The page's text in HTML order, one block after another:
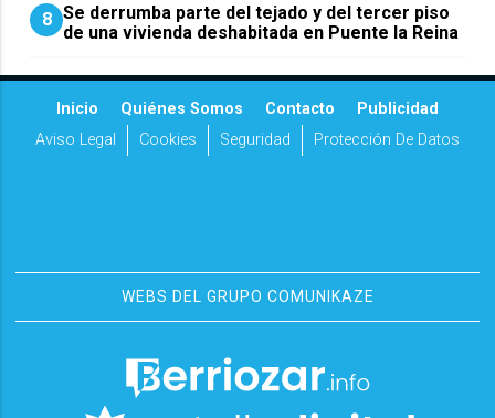
8 Se derrumba parte del tejado y del tercer piso
de una vivienda deshabitada en Puente la Reina
Inicio Quiénes Somos Contacto
Publicidad
Aviso Legal
Cookies Seguridad Protección De Datos
WEBS DEL GRUPO COMUNIKAZE